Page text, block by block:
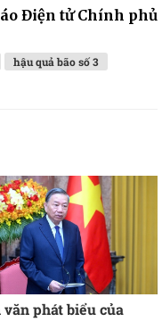
Điện tử Chính phủ
hậu quả bão số 3
văn phát biểu của